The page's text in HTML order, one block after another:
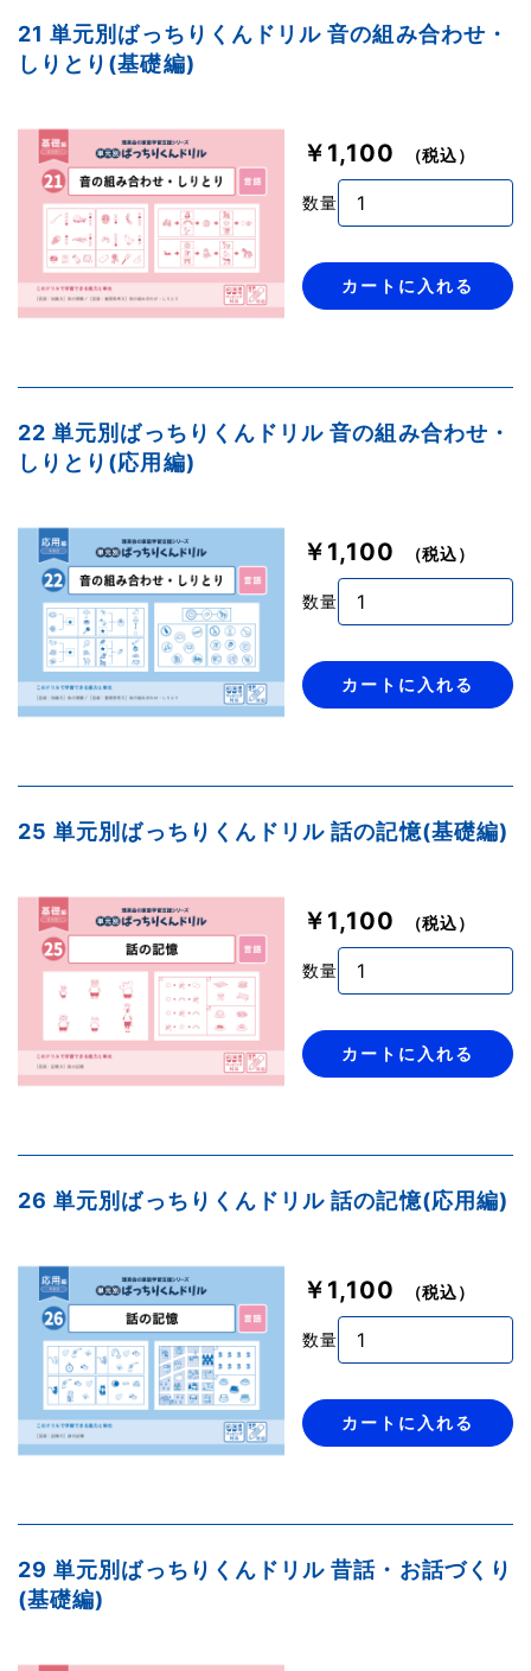
21 単元別ばっちりくんドリル 音の組み合わせ・
しりとり(基礎編)
￥1,100 （税込）
数量
カートに入れる
22 単元別ばっちりくんドリル 音の組み合わせ・
しりとり(応用編)
￥1,100 （税込）
数量
カートに入れる
25 単元別ばっちりくんドリル 話の記憶(基礎編)
￥1,100 （税込）
数量
カートに入れる
26 単元別ばっちりくんドリル 話の記憶(応用編)
￥1,100 （税込）
数量
カートに入れる
29 単元別ばっちりくんドリル 昔話・お話づくり
(基礎編)